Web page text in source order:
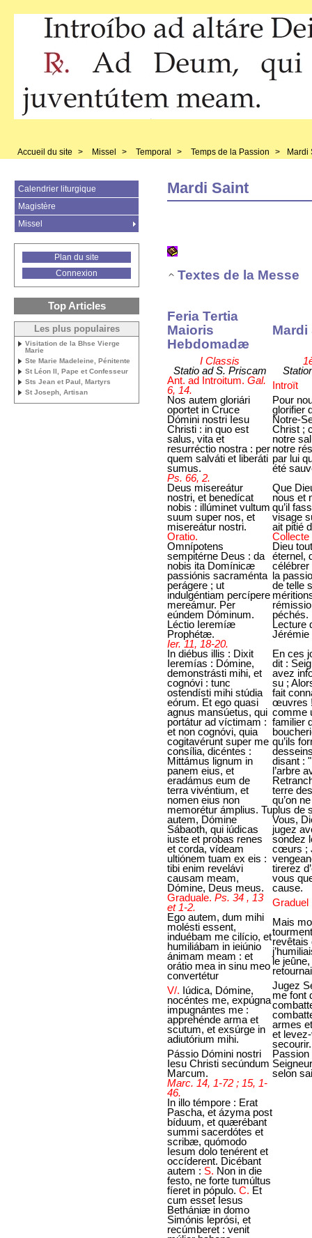
Accueil du site > Missel > Temporal > Temps de la Passion > Mardi
Mardi Saint
Textes de la Messe
Feria Tertia
Maioris
Hebdomadæ
Mardi
I Classis
Statio ad S. Priscam
Ant. ad Introitum. Gal.
6, 14.
Introït
Nos autem gloriári
oportet in Cruce
Dómini nostri Iesu
Christi : in quo est
salus, vita et
resurréctio nostra : per
quem salváti et liberáti
sumus.
Pour
glorifier
Notre-
Christ ;
notre
notre
par lui
été
Ps. 66, 2.
Deus misereátur
nostri, et benedícat
nobis : illúminet vultum
suum super nos, et
misereátur nostri.
Que
nous et
qu’il
visage
ait pitié
Oratio.
Collecte
Omnípotens
sempitérne Deus : da
nobis ita Domínicæ
passiónis sacraménta
perágere ; ut
indulgéntiam percípere
mereámur. Per
eúndem Dóminum.
Dieu
éternel,
la
de telle
péchés.
Léctio Ieremíæ
Prophétæ.
Lecture
Jérémie
Ier. 11, 18-20.
In diébus illis : Dixit
Ieremías : Dómine,
demonstrásti mihi, et
cognóvi : tunc
ostendísti mihi stúdia
eórum. Et ego quasi
agnus mansúetus, qui
portátur ad víctimam :
et non cognóvi, quia
cogitavérunt super me
consília, dicéntes :
Mittámus lignum in
panem eius, et
eradámus eum de
terra vivéntium, et
nomen eius non
memorétur ámplius. Tu
autem, Dómine
Sábaoth, qui iúdicas
iuste et probas renes
et corda, vídeam
ultiónem tuam ex eis :
tibi enim revelávi
causam meam,
Dómine, Deus meus.
En ces
dit :
avez
su ;
fait
œuvres !
comme
familier
qu’ils
disant :
l’arbre
terre
qu’on
plus de
Vous,
jugez
sondez
cœurs ;
tirerez
vous
cause.
Graduale. Ps. 34 , 13
et 1-2.
Graduel
Ego autem, dum mihi
molésti essent,
induébam me cilício, et
humiliábam in ieiúnio
ánimam meam : et
orátio mea in sinu meo
convertétur
Mais
revêtais
le
V/. Iúdica, Dómine,
nocéntes me, expúgna
impugnántes me :
apprehénde arma et
scutum, et exsúrge in
adiutórium mihi.
Jugez
me font
armes
et
secourir.
Pássio Dómini nostri
Iesu Christi secúndum
Marcum.
Passion
selon
Marc. 14, 1-72 ; 15, 1-
46.
In illo témpore : Erat
Pascha, et ázyma post
bíduum, et quærébant
summi sacerdótes et
scribæ, quómodo
Iesum dolo tenérent et
occíderent. Dicébant
autem : S. Non in die
festo, ne forte tumúltus
fíeret in pópulo. C. Et
cum esset Iesus
Bethániæ in domo
Simónis leprósi, et
recúmberet : venit
Calendrier liturgique
Magistère
Missel
Plan du site
Connexion
Top Articles
Les plus populaires
Visitation de la Bhse Vierge
Marie
Ste Marie Madeleine, Pénitente
St Léon II, Pape et Confesseur
Sts Jean et Paul, Martyrs
St Joseph, Artisan